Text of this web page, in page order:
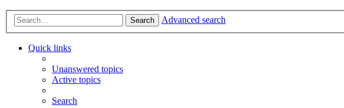
Search Advanced search
Quick links
Unanswered topics
Active topics
Search